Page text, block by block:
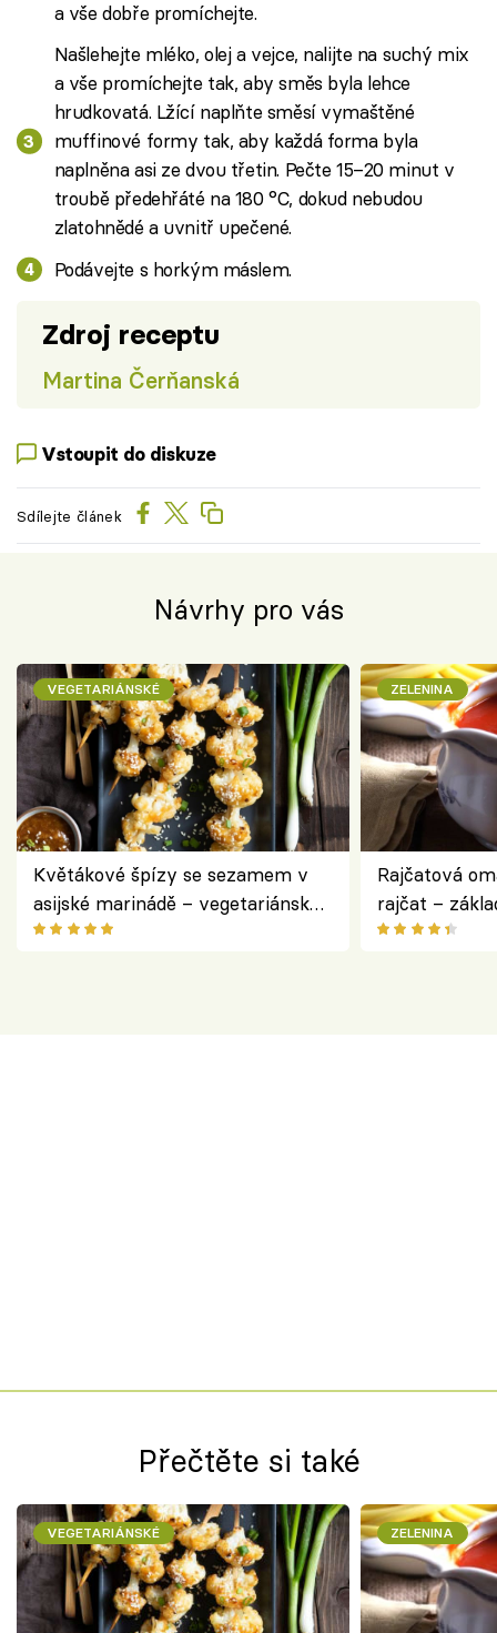
a vše dobře promíchejte.
Našlehejte mléko, olej a vejce, nalijte na suchý mix
a vše promíchejte tak, aby směs byla lehce
hrudkovatá. Lžící naplňte směsí vymaštěné
muffinové formy tak, aby každá forma byla
naplněna asi ze dvou třetin. Pečte 15–20 minut v
troubě předehřáté na 180 °C, dokud nebudou
zlatohnědé a uvnitř upečené.
Podávejte s horkým máslem.
Zdroj receptu
Martina Čerňanská
Vstoupit do diskuze
Sdílejte článek
Návrhy pro vás
VEGETARIÁNSKÉ
Květákové špízy se sezamem v
asijské marinádě – vegetariánská
chuťovka z grilu
ZELENINA
Rajčatová
rajčat –
Přečtěte si také
VEGETARIÁNSKÉ ZELENINA